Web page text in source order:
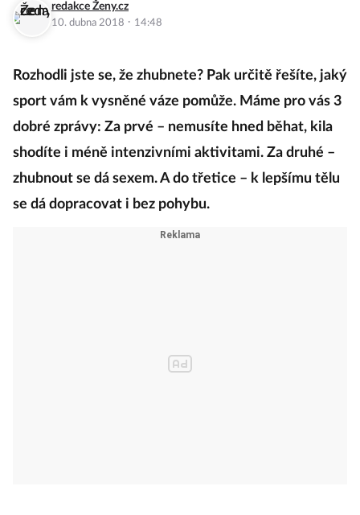
redakce Ženy.cz
10. dubna 2018 · 14:48
Rozhodli jste se, že zhubnete? Pak určitě řešíte, jaký
sport vám k vysněné váze pomůže. Máme pro vás 3
dobré zprávy: Za prvé – nemusíte hned běhat, kila
shodíte i méně intenzivními aktivitami. Za druhé –
zhubnout se dá sexem. A do třetice – k lepšímu tělu
se dá dopracovat i bez pohybu.